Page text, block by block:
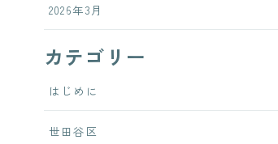
2026年3月
カテゴリー
はじめに
世田谷区